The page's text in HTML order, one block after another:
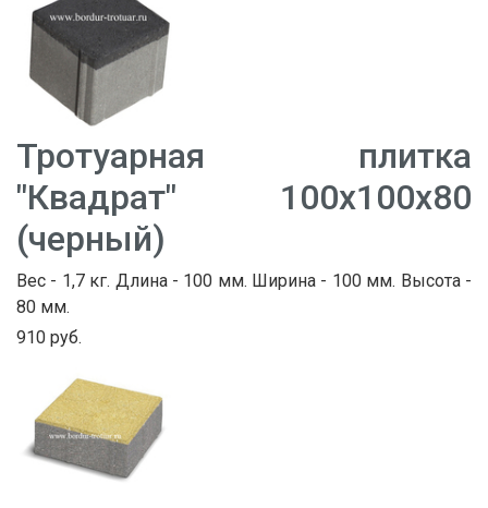
Тротуарная плитка
"Квадрат" 100х100х80
(черный)
Вес - 1,7 кг. Длина - 100 мм. Ширина - 100 мм. Высота -
80 мм.
910 руб.